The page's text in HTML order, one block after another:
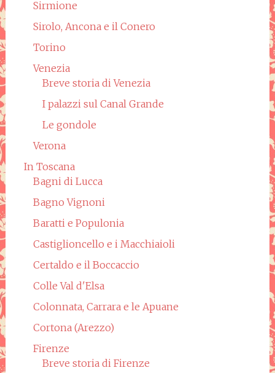
Sirmione
Sirolo, Ancona e il Conero
Torino
Venezia
Breve storia di Venezia
I palazzi sul Canal Grande
Le gondole
Verona
In Toscana
Bagni di Lucca
Bagno Vignoni
Baratti e Populonia
Castiglioncello e i Macchiaioli
Certaldo e il Boccaccio
Colle Val d'Elsa
Colonnata, Carrara e le Apuane
Cortona (Arezzo)
Firenze
Breve storia di Firenze